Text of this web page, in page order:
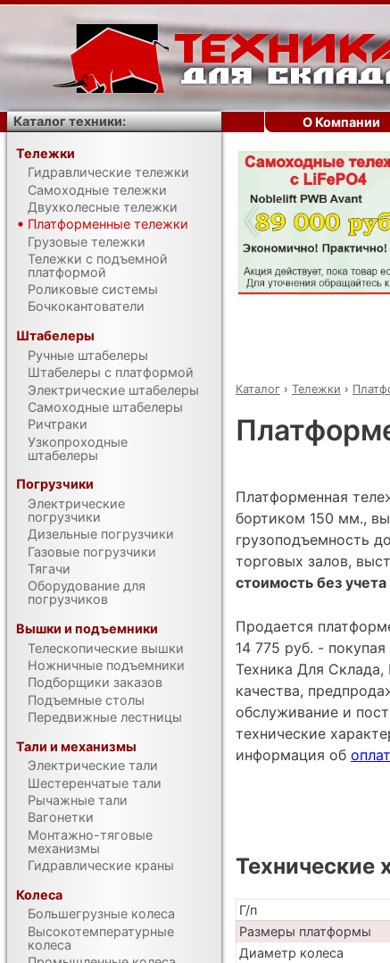
‹
Каталог › Тележки ›
Платформенная
бортиком 150 мм.,
грузоподъемность
торговых залов,
стоимость без
Продается
14 775 руб. -
Техника Для Склада,
качества,
обслуживание и
технические
информация об
Технические
Г/п
Размеры платформы
Диаметр колеса
О Компании
Каталог техники:
Тележки
Гидравлические тележки
Самоходные тележки
Двухколесные тележки
Платформенные тележки
Грузовые тележки
Тележки с подъемной
платформой
Роликовые системы
Бочкокантователи
Штабелеры
Ручные штабелеры
Штабелеры с платформой
Электрические штабелеры
Самоходные штабелеры
Ричтраки
Узкопроходные
штабелеры
Погрузчики
Электрические
погрузчики
Дизельные погрузчики
Газовые погрузчики
Тягачи
Оборудование для
погрузчиков
Вышки и подъемники
Телескопические вышки
Ножничные подъемники
Подборщики заказов
Подъемные столы
Передвижные лестницы
Тали и механизмы
Электрические тали
Шестеренчатые тали
Рычажные тали
Вагонетки
Монтажно-тяговые
механизмы
Гидравлические краны
Колеса
Большегрузные колеса
Высокотемпературные
колеса